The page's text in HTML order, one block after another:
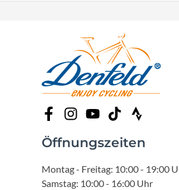
Öffnungszeiten
Montag - Freitag: 10:00 - 19:00
Samstag: 10:00 - 16:00 Uhr